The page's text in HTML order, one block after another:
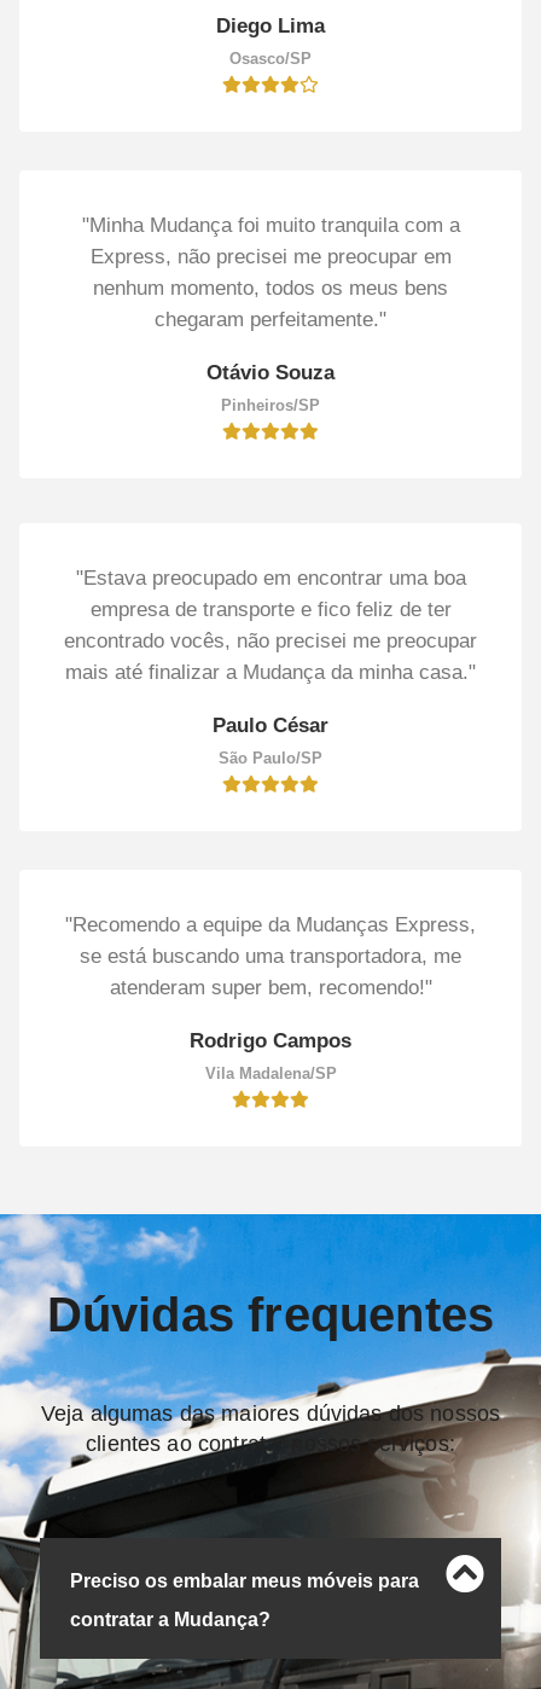
Diego Lima
Osasco/SP
"Minha Mudança foi muito tranquila com a
Express, não precisei me preocupar em
nenhum momento, todos os meus bens
chegaram perfeitamente."
Otávio Souza
Pinheiros/SP
"Estava preocupado em encontrar uma boa
empresa de transporte e fico feliz de ter
encontrado vocês, não precisei me preocupar
mais até finalizar a Mudança da minha casa."
Paulo César
São Paulo/SP
"Recomendo a equipe da Mudanças Express,
se está buscando uma transportadora, me
atenderam super bem, recomendo!"
Rodrigo Campos
Vila Madalena/SP
Dúvidas frequentes
Veja algumas das maiores dúvidas dos nossos
clientes ao contratar nossos serviços:
Preciso os embalar meus móveis para
contratar a Mudança?